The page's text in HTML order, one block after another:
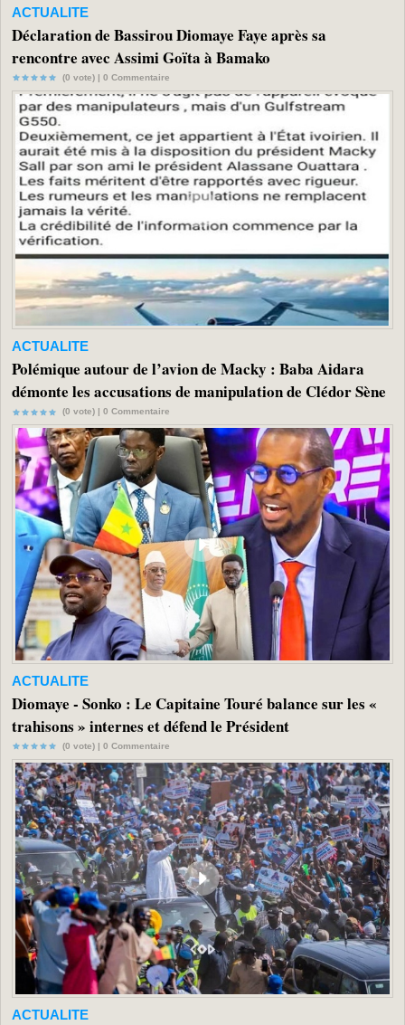
ACTUALITE
Déclaration de Bassirou Diomaye Faye après sa
rencontre avec Assimi Goïta à Bamako
(0 vote) | 0 Commentaire
ACTUALITE
Polémique autour de l’avion de Macky : Baba Aidara
démonte les accusations de manipulation de Clédor Sène
(0 vote) | 0 Commentaire
ACTUALITE
Diomaye - Sonko : Le Capitaine Touré balance sur les «
trahisons » internes et défend le Président
(0 vote) | 0 Commentaire
ACTUALITE